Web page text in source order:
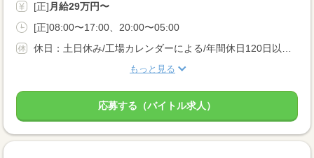
[正]月給29万円〜
[正]08:00〜17:00、20:00〜05:00
休日：土日休み/工場カレンダーによる/年間休日120日以上 休暇：GW休暇・夏季休暇・年末年始休暇
もっと見る
応募する（バイトル求人）